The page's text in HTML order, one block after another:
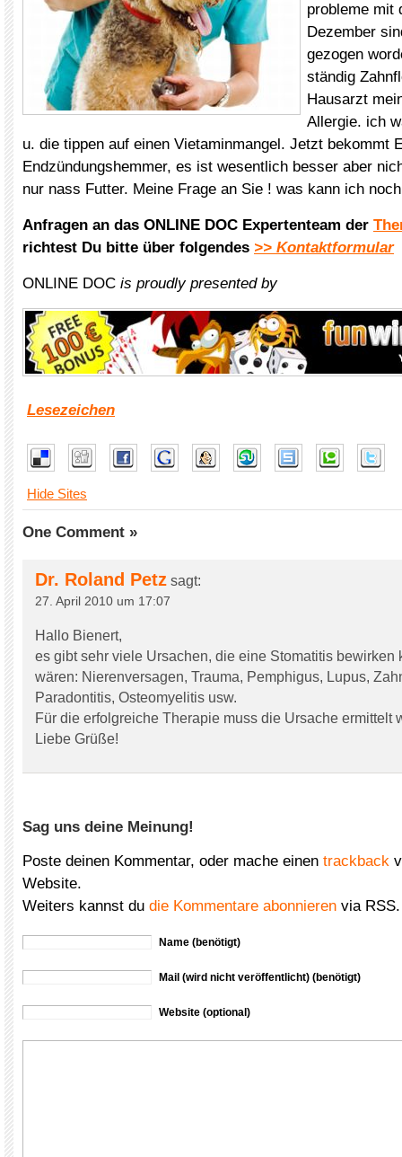
probleme mit
Dezember
gezogen
ständig
Hausarzt
Allergie. ich
u. die tippen auf einen Vietaminmangel. Jetzt bekommt
Endzündungshemmer, es ist wesentlich besser aber
nur nass Futter. Meine Frage an Sie ! was kann ich
Anfragen an das ONLINE DOC Expertenteam der
richtest Du bitte über folgendes >> Kontaktformular
ONLINE DOC is proudly presented by
Lesezeichen
Hide Sites
One Comment »
Dr. Roland Petz sagt:
27. April 2010 um 17:07
Hallo Bienert,
es gibt sehr viele Ursachen, die eine Stomatitis bewirken
wären: Nierenversagen, Trauma, Pemphigus, Lupus,
Paradontitis, Osteomyelitis usw.
Für die erfolgreiche Therapie muss die Ursache ermittelt
Liebe Grüße!
Sag uns deine Meinung!
Poste deinen Kommentar, oder mache einen trackback
Website.
Weiters kannst du die Kommentare abonnieren via RSS.
Name (benötigt)
Mail (wird nicht veröffentlicht) (benötigt)
Website (optional)